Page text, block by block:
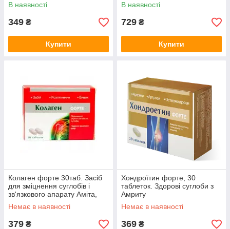
В наявності
349 ₴
Купити
В наявності
729 ₴
Купити
Колаген форте 30таб. Засіб
для зміцнення суглобів і
зв'язкового апарату Аміта,
Amrita
Немає в наявності
379 ₴
Хондроїтин форте, 30
таблеток. Здорові суглоби з
Амриту
Немає в наявності
369 ₴